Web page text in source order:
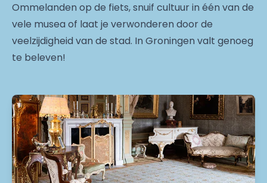
Ommelanden op de fiets, snuif cultuur in één van de
vele musea of laat je verwonderen door de
veelzijdigheid van de stad. In Groningen valt genoeg
te beleven!